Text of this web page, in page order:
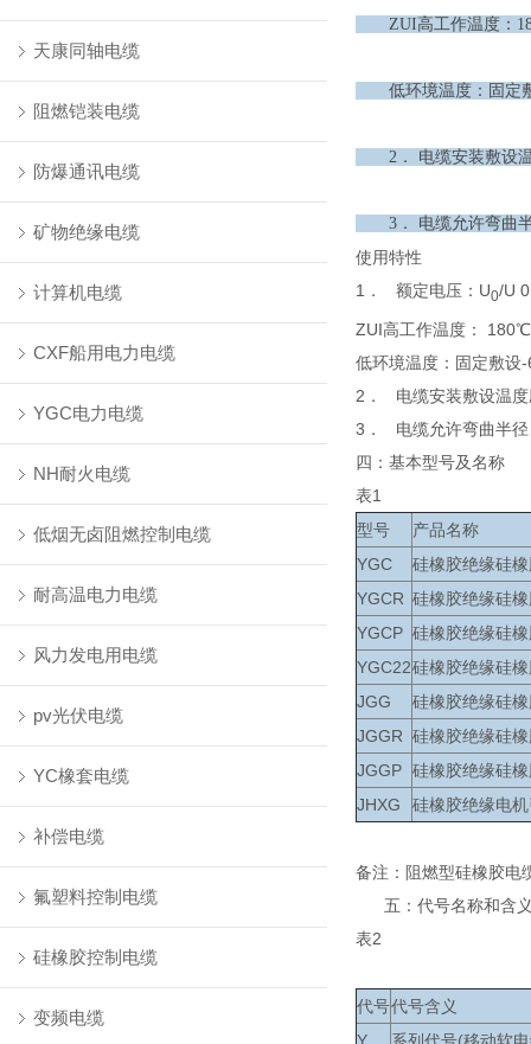
天康同轴电缆
阻燃铠装电缆
防爆通讯电缆
矿物绝缘电缆
计算机电缆
CXF船用电力电缆
YGC电力电缆
NH耐火电缆
低烟无卤阻燃控制电缆
耐高温电力电缆
风力发电用电缆
pv光伏电缆
YC橡套电缆
补偿电缆
氟塑料控制电缆
硅橡胶控制电缆
变频电缆
ZUI高工作温度：
低环境温度：固定
2． 电缆安装敷设
3． 电缆允许弯曲半
使用特性
1． 额定电压：U0/U
ZUI高工作温度： 180℃
低环境温度：固定敷设
2． 电缆安装敷设温
3． 电缆允许弯曲半径
四：基本型号及名称
表1
型号
产品名称
YGC
硅橡胶绝缘硅
YGCR 硅橡胶绝缘硅
YGCP 硅橡胶绝缘硅
YGC22硅橡胶绝缘硅
JGG
硅橡胶绝缘硅
JGGR 硅橡胶绝缘硅
JGGP 硅橡胶绝缘硅
JHXG
硅橡胶绝缘电
备注：阻燃型硅橡胶电
五：代号名称和含
表2
代号代号含义
Y
系列代号(移动软